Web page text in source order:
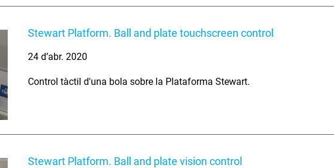
Stewart Platform. Ball and plate touchscreen control
24 d’abr. 2020
Control tàctil d'una bola sobre la Plataforma Stewart.
Stewart Platform. Ball and plate vision control